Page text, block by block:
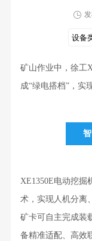

设备
矿山作业中，徐工
成“绿电搭档”，实
XE1350E电动挖掘
术，实现人机分离
矿卡可自主完成装
备精准适配、高效